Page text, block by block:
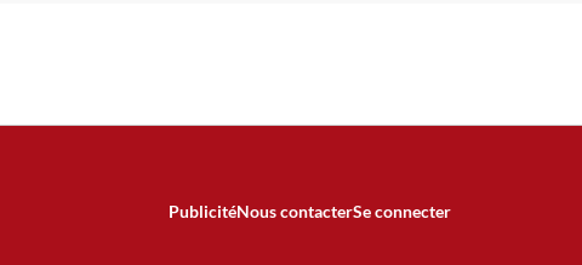
PublicitéNous contacterSe connecter